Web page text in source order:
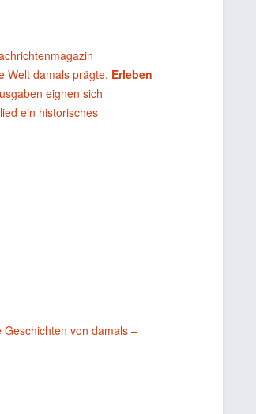
Welt damals prägte. Erleben
eignen sich
ein historisches
von damals –